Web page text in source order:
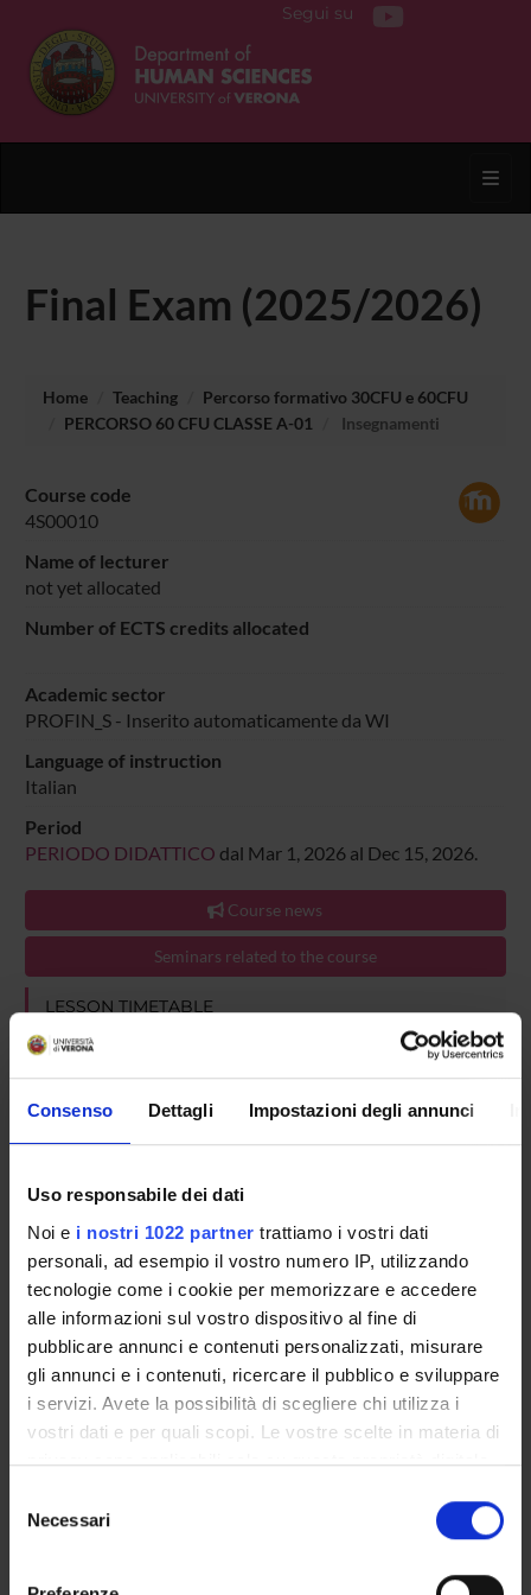
Consenso Dettagli Impostazioni degli annunci
Uso responsabile dei dati
Noi e i nostri 1022 partner trattiamo i vostri dati
personali, ad esempio il vostro numero IP, utilizzando
tecnologie come i cookie per memorizzare e accedere
alle informazioni sul vostro dispositivo al fine di
pubblicare annunci e contenuti personalizzati, misurare
gli annunci e i contenuti, ricercare il pubblico e sviluppare
i servizi. Avete la possibilità di scegliere chi utilizza i
vostri dati e per quali scopi. Le vostre scelte in materia di
privacy sono applicabili solo su questa proprietà digitale
modificare o revocare il proprio consenso in qualsiasi
momento dalla Dichiarazione sui cookie o facendo clic
delNecessari
Segui su
Final Exam (2025/2026)
Home Teaching
Percorso formativo 30CFU e 60CFU
PERCORSO 60 CFU CLASSE A-01
Insegnamenti
Course code
4S00010
Name of lecturer
not yet allocated
Number of ECTS credits allocated
Academic sector
PROFIN_S - Inserito automaticamente da WI
Language of instruction
Italian
Period
PERIODO DIDATTICO dal Mar 1, 2026 al Dec 15, 2026.
Course news
Seminars related to the course
LESSON TIMETABLE
Courses
Academic Calendar
Lesson timetable
Degree Programme
Exam calendar
Notices
Thesis and internship proposals
Governing bodies